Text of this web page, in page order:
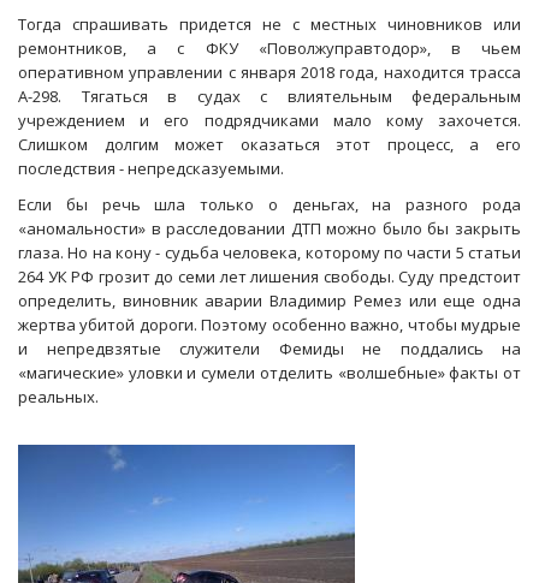
Тогда спрашивать придется не с местных чиновников или
ремонтников, а с ФКУ «Поволжуправтодор», в чьем
оперативном управлении с января 2018 года, находится трасса
А-298. Тягаться в судах с влиятельным федеральным
учреждением и его подрядчиками мало кому захочется.
Слишком долгим может оказаться этот процесс, а его
последствия - непредсказуемыми.
Если бы речь шла только о деньгах, на разного рода
«аномальности» в расследовании ДТП можно было бы закрыть
глаза. Но на кону - судьба человека, которому по части 5 статьи
264 УК РФ грозит до семи лет лишения свободы. Суду предстоит
определить, виновник аварии Владимир Ремез или еще одна
жертва убитой дороги. Поэтому особенно важно, чтобы мудрые
и непредвзятые служители Фемиды не поддались на
«магические» уловки и сумели отделить «волшебные» факты от
реальных.